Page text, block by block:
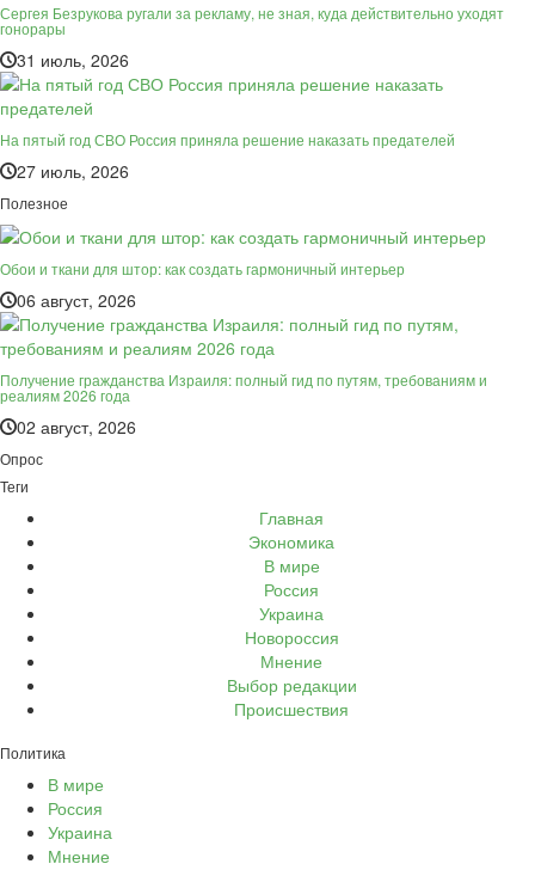
Сергея Безрукова ругали за рекламу, не зная, куда действительно уходят
гонорары
31 июль, 2026
На пятый год СВО Россия приняла решение наказать предателей
27 июль, 2026
Полезное
Обои и ткани для штор: как создать гармоничный интерьер
06 август, 2026
Получение гражданства Израиля: полный гид по путям, требованиям и
реалиям 2026 года
02 август, 2026
Опрос
Теги
Главная
Экономика
В мире
Россия
Украина
Новороссия
Мнение
Выбор редакции
Происшествия
Политика
В мире
Россия
Украина
Мнение